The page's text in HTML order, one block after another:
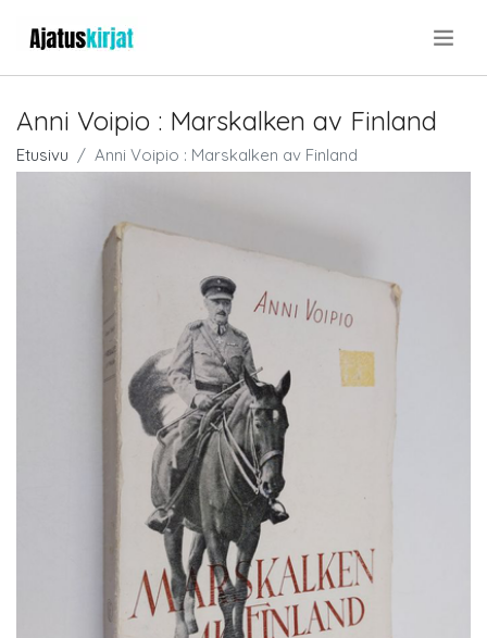
Anni Voipio : Marskalken av Finland
Etusivu Anni Voipio : Marskalken av Finland